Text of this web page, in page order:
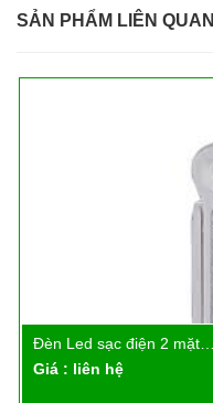
SẢN PHẨM LIÊN QUAN
Đèn Led sạc điện 2 mặt…
Giá : liên hệ